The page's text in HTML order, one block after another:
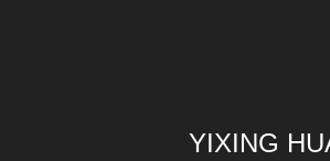
YIXING